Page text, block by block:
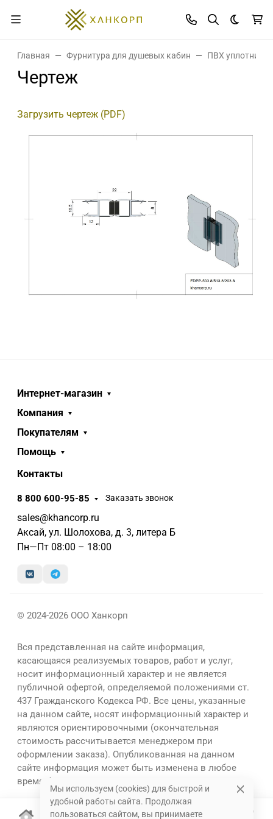
Темная
Главная Фурнитура для душевых кабин ПВХ
Чертеж
Загрузить чертеж (PDF)
Интернет-магазин
Компания
Покупателям
Помощь
Контакты
8 800 600-95-85 Заказать звонок
sales@khancorp.ru
Аксай, ул. Шолохова, д. 3, литера Б
Пн—Пт 08:00 – 18:00
© 2024-2026 ООО Ханкорп
Вся представленная на сайте информация,
касающаяся реализуемых товаров, работ и услуг,
носит информационный характер и не является
публичной офертой, определяемой положениями ст.
437 Гражданского Кодекса РФ. Все цены, указанные
на данном сайте, носят информационный характер и
являются ориентировочными (окончательная
стоимость рассчитывается менеджером при
оформлении заказа). Опубликованная на данном
сайте информация может быть изменена в любое
время без предварительного уведомления.
Мы используем (cookies) для быстрой и
удобной работы сайта. Продолжая
пользоваться сайтом, вы принимаете